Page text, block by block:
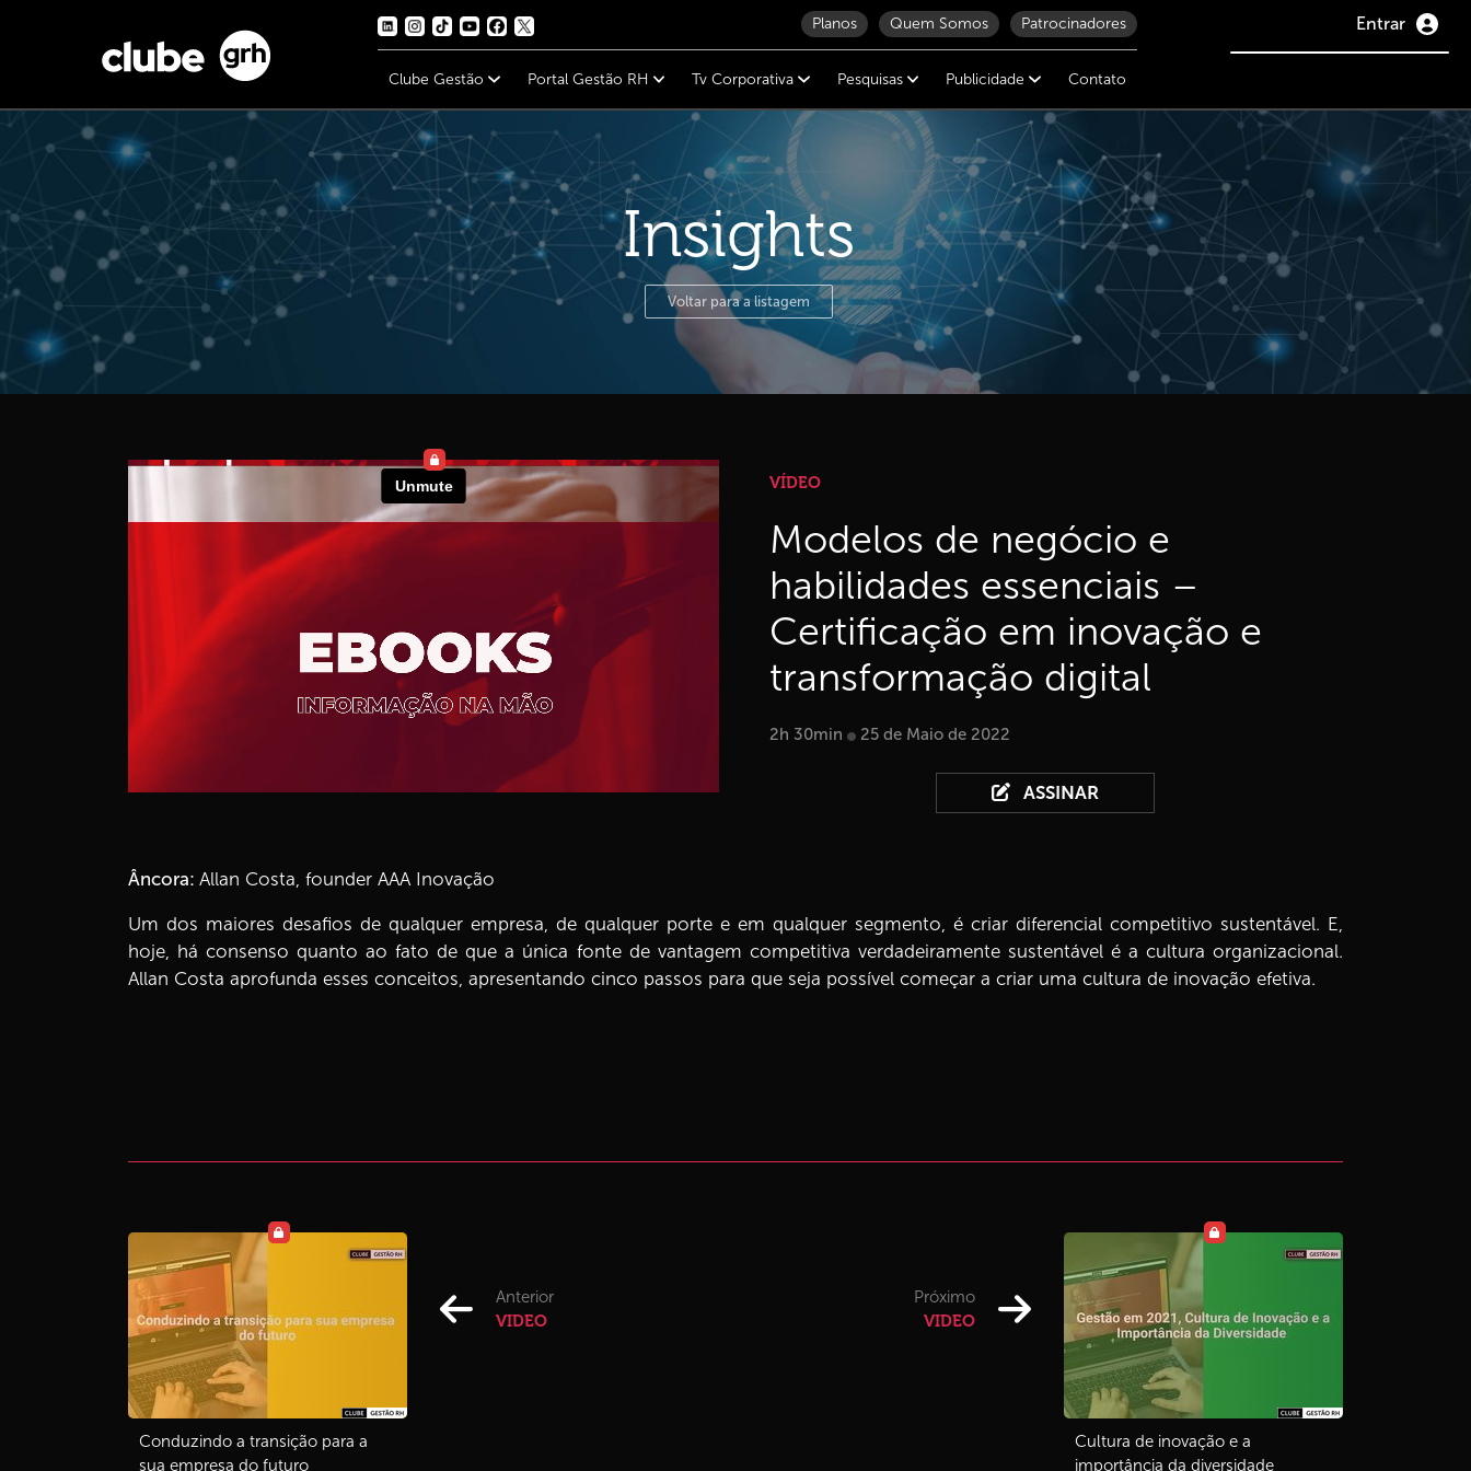
Patrocinadores
Quem Somos
Planos
Clube Gestão Portal Gestão RH Tv Corporativa Pesquisas Publicidade Contato
Entrar
Insights
Voltar para a listagem
VÍDEO
Modelos de negócio e
habilidades essenciais –
Certificação em inovação e
transformação digital
2h 30min 25 de Maio de 2022
ASSINAR
Âncora: Allan Costa, founder AAA Inovação
Um dos maiores desafios de qualquer empresa, de qualquer porte e em qualquer segmento, é criar diferencial competitivo sustentável. E,
hoje, há consenso quanto ao fato de que a única fonte de vantagem competitiva verdadeiramente sustentável é a cultura organizacional.
Allan Costa aprofunda esses conceitos, apresentando cinco passos para que seja possível começar a criar uma cultura de inovação efetiva.
Conduzindo a transição para a
sua empresa do futuro
Anterior
VIDEO
Próximo
VIDEO
Cultura de inovação e a
importância da diversidade